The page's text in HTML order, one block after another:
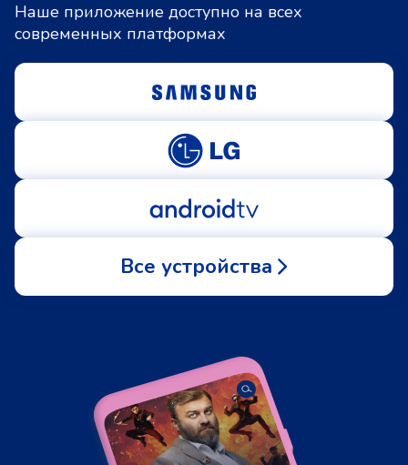
Наше приложение доступно на всех
современных платформах
Все устройства